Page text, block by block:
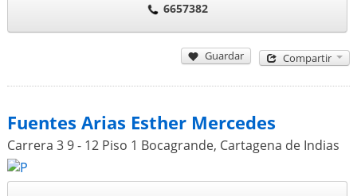
6657382
Guardar Compartir
Fuentes Arias Esther Mercedes
Carrera 3 9 - 12 Piso 1 Bocagrande, Cartagena de Indias